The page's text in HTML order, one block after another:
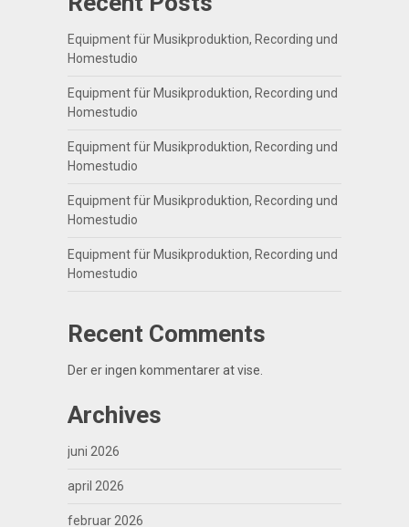
Equipment für Musikproduktion, Recording und
Homestudio
Equipment für Musikproduktion, Recording und
Homestudio
Equipment für Musikproduktion, Recording und
Homestudio
Equipment für Musikproduktion, Recording und
Homestudio
Equipment für Musikproduktion, Recording und
Homestudio
Recent Comments
Der er ingen kommentarer at vise.
Archives
juni 2026
april 2026
februar 2026